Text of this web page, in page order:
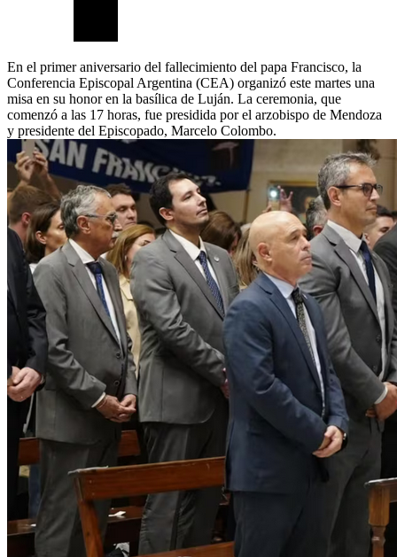
En el primer aniversario del fallecimiento del papa Francisco, la
Conferencia Episcopal Argentina (CEA) organizó este martes una
misa en su honor en la basílica de Luján. La ceremonia, que
comenzó a las 17 horas, fue presidida por el arzobispo de Mendoza
y presidente del Episcopado, Marcelo Colombo.